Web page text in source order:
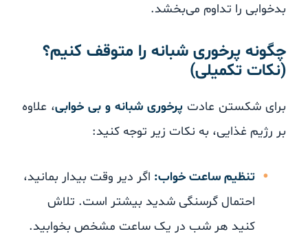
بدخوابی را تداوم می‌بخشد.
چگونه پرخوری شبانه را متوقف کنیم؟
(نکات تکمیلی)
برای شکستن عادتپرخوری شبانه و بی خوابی، علاوه
بر رژیم غذایی، به نکات زیر توجه کنید:
تنظیم ساعت خواب:اگر دیر وقت بیدار بمانید،
احتمال گرسنگی شدید بیشتر است. تلاش
کنید هر شب در یک ساعت مشخص بخوابید.